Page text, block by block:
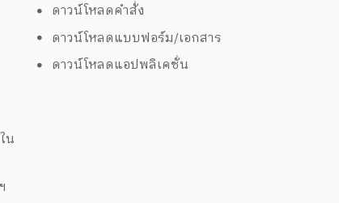
น
ดาวน์โหลดคำสั่ง
ดาวน์โหลดแบบฟอร์ม/เอกสาร
ดาวน์โหลดแอปพลิเคชั่น